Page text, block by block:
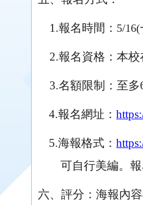
1.報名時間： 5/16(
2.報名資格 ： 本校
3.名額限制：至多
4.報名網址：
5.海報格式：
可自行美編。
六、評分：海報內